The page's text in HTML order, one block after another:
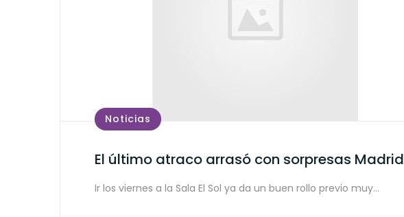
Noticias
El último atraco arrasó con sorpresas Madrid
Ir los viernes a la Sala El Sol ya da un buen rollo previo muy…